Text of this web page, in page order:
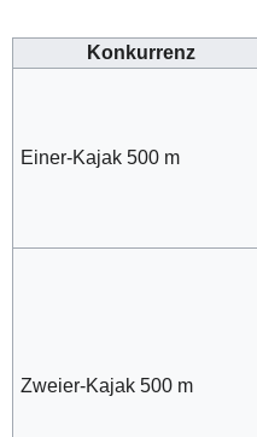
Konkurrenz
Einer-Kajak 500 m
Zweier-Kajak 500 m